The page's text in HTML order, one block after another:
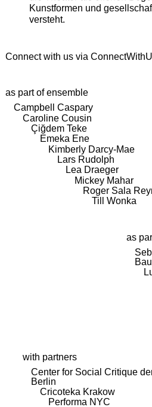
Kunstformen und
versteht.
Connect with us via
as part of ensemble
Campbell Caspary
Caroline Cousin
Çiğdem Teke
Emeka Ene
Kimberly Darcy-Mae
Lars Rudolph
Lea Draeger
Mickey Mahar
Roger Sala
Till Wonka
as
with partners
Center for Social Critique
Berlin
Cricoteka Krakow
Performa NYC